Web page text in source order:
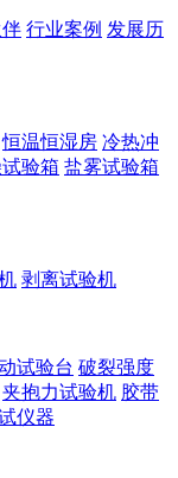
行业案例 发展历
恒温恒湿房 冷热冲
验箱 盐雾试验箱
剥离试验机
试验台 破裂强度
夹抱力试验机 胶带
仪器